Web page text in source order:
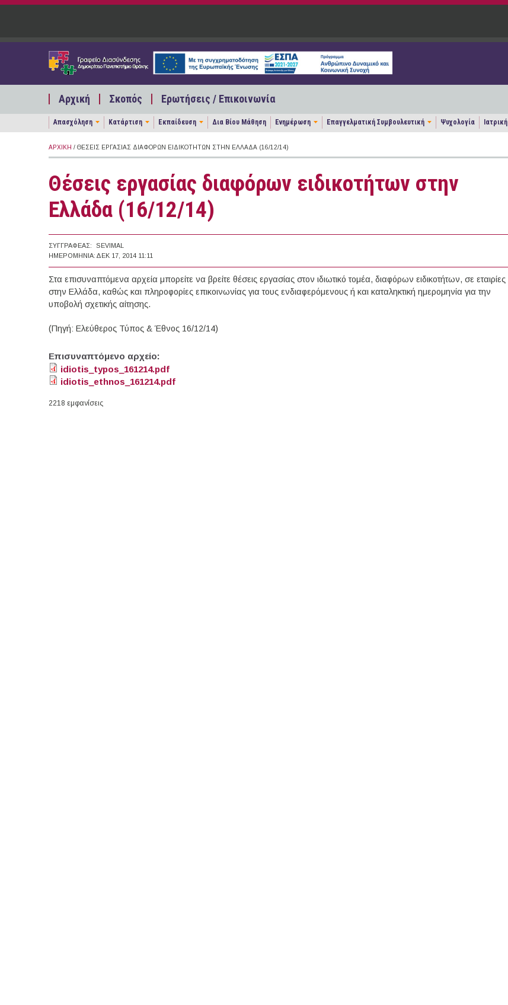
Παράκαμψη προς το κυρίως περιεχόμενο
Αρχική Σκοπός Ερωτήσεις / Επικοινωνία
Απασχόληση Κατάρτιση Εκπαίδευση Δια Βίου Μάθηση Ενημέρωση Επαγγελματική Συμβουλευτική Ψυχολογία Ιατρική
ΑΡΧΙΚΉ / ΘΈΣΕΙΣ ΕΡΓΑΣΊΑΣ ΔΙΑΦΌΡΩΝ ΕΙΔΙΚΟΤΉΤΩΝ ΣΤΗΝ ΕΛΛΆΔΑ (16/12/14)
Θέσεις εργασίας διαφόρων ειδικοτήτων στην
Ελλάδα (16/12/14)
ΣΥΓΓΡΑΦΈΑΣ:
SEVIMAL
ΗΜΕΡΟΜΗΝΊΑ: ΔΕΚ 17, 2014 11:11
Στα επισυναπτόμενα αρχεία μπορείτε να βρείτε θέσεις εργασίας στον ιδιωτικό τομέα, διαφόρων ειδικοτήτων, σε εταιρίες
στην Ελλάδα, καθώς και πληροφορίες επικοινωνίας για τους ενδιαφερόμενους ή και καταληκτική ημερομηνία για την
υποβολή σχετικής αίτησης.
(Πηγή: Ελεύθερος Τύπος & Έθνος 16/12/14)
Επισυναπτόμενο αρχείο:
idiotis_typos_161214.pdf
idiotis_ethnos_161214.pdf
2218 εμφανίσεις